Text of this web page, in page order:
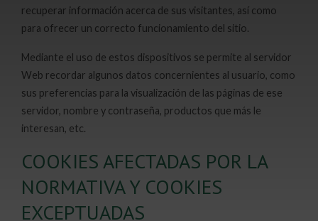
recuperar información acerca de sus visitantes, así como
para ofrecer un correcto funcionamiento del sitio.
Mediante el uso de estos dispositivos se permite al servidor
Web recordar algunos datos concernientes al usuario, como
sus preferencias para la visualización de las páginas de ese
servidor, nombre y contraseña, productos que más le
interesan, etc.
COOKIES AFECTADAS POR LA
NORMATIVA Y COOKIES
EXCEPTUADAS